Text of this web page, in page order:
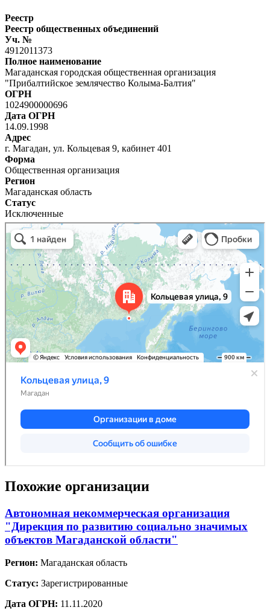
Реестр
Реестр общественных объединений
Уч. №
4912011373
Полное наименование
Магаданская городская общественная организация
"Прибалтийское землячество Колыма-Балтия"
ОГРН
1024900000696
Дата ОГРН
14.09.1998
Адрес
г. Магадан, ул. Кольцевая 9, кабинет 401
Форма
Общественная организация
Регион
Магаданская область
Статус
Исключенные
Похожие организации
Автономная некоммерческая организация
"Дирекция по развитию социально значимых
объектов Магаданской области"
Регион: Магаданская область
Статус: Зарегистрированные
Дата ОГРН: 11.11.2020